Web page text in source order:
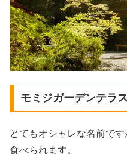
モミジガーデンテラス
とてもオシャレな名前で
食べられます。